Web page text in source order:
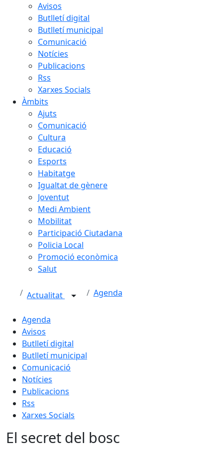
Avisos
Butlletí digital
Butlletí municipal
Comunicació
Notícies
Publicacions
Rss
Xarxes Socials
Àmbits
Ajuts
Comunicació
Cultura
Educació
Esports
Habitatge
Igualtat de gènere
Joventut
Medi Ambient
Mobilitat
Participació Ciutadana
Policia Local
Promoció econòmica
Salut
Actualitat Agenda
Agenda
Avisos
Butlletí digital
Butlletí municipal
Comunicació
Notícies
Publicacions
Rss
Xarxes Socials
El secret del bosc